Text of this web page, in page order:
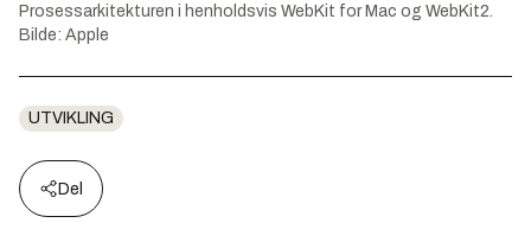
Prosessarkitekturen i henholdsvis WebKit for Mac og WebKit2.
Bilde: Apple
UTVIKLING
Del